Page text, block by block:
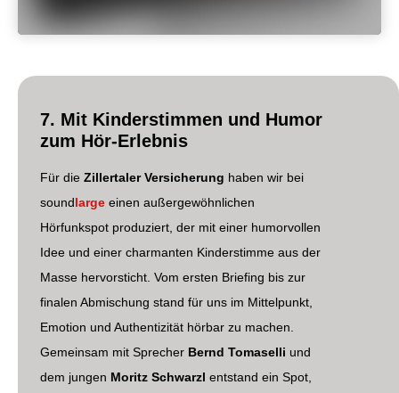
7. Mit Kinderstimmen und Humor
zum Hör-Erlebnis
Für die Zillertaler Versicherung haben wir bei
soundlarge einen außergewöhnlichen
Hörfunkspot produziert, der mit einer humorvollen
Idee und einer charmanten Kinderstimme aus der
Masse hervorsticht. Vom ersten Briefing bis zur
finalen Abmischung stand für uns im Mittelpunkt,
Emotion und Authentizität hörbar zu machen.
Gemeinsam mit Sprecher Bernd Tomaselli und
dem jungen Moritz Schwarzl entstand ein Spot,